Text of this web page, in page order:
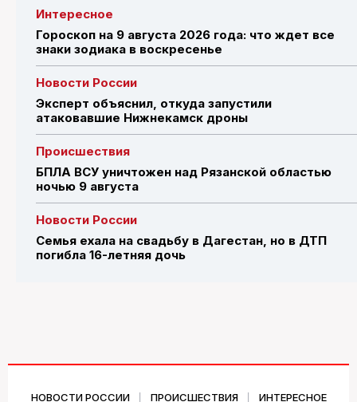
Интересное
Гороскоп на 9 августа 2026 года: что ждет все
знаки зодиака в воскресенье
Новости России
Эксперт объяснил, откуда запустили
атаковавшие Нижнекамск дроны
Происшествия
БПЛА ВСУ уничтожен над Рязанской областью
ночью 9 августа
Новости России
Семья ехала на свадьбу в Дагестан, но в ДТП
погибла 16-летняя дочь
НОВОСТИ РОССИИ ПРОИСШЕСТВИЯ ИНТЕРЕСНОЕ